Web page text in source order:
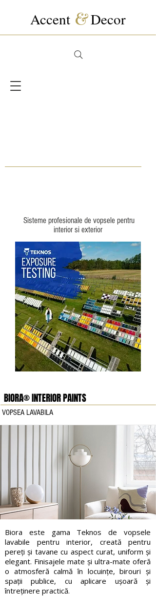
Accent &Decor
Sisteme profesionale de vopsele pentru
interior si exterior
BIORA® INTERIOR PAINTS
VOPSEA LAVABILA
Biora este gama Teknos de vopsele
lavabile pentru interior, creată pentru
pereți și tavane cu aspect curat, uniform și
elegant. Finisajele mate și ultra-mate oferă
o atmosferă calmă în locuințe, birouri și
spații publice, cu aplicare ușoară și
întreținere practică.